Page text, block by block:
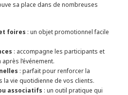
sa place dans de nombreuses
foires : un objet promotionnel facile
: accompagne les participants et
l’événement.
: parfait pour renforcer la
vie quotidienne de vos clients.
associatifs : un outil pratique qui